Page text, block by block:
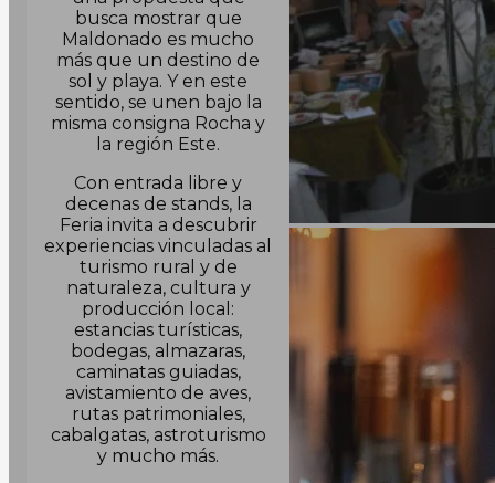
busca mostrar que
Maldonado es mucho
más que un destino de
sol y playa. Y en este
sentido, se unen bajo la
misma consigna Rocha y
la región Este.
Con entrada libre y
decenas de stands, la
Feria invita a descubrir
experiencias vinculadas al
turismo rural y de
naturaleza, cultura y
producción local:
estancias turísticas,
bodegas, almazaras,
caminatas guiadas,
avistamiento de aves,
rutas patrimoniales,
cabalgatas, astroturismo
y mucho más.